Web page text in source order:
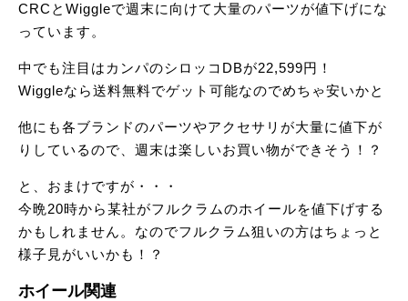
クーポン＆セール
激安情報
CRCとWiggleで週末に向けて大量のパーツが値下げにな
っています。
中でも注目はカンパのシロッコDBが22,599円！
Wiggleなら送料無料でゲット可能なのでめちゃ安いかと
他にも各ブランドのパーツやアクセサリが大量に値下が
りしているので、週末は楽しいお買い物ができそう！？
と、おまけですが・・・
今晩20時から某社がフルクラムのホイールを値下げする
かもしれません。なのでフルクラム狙いの方はちょっと
様子見がいいかも！？
ホイール関連